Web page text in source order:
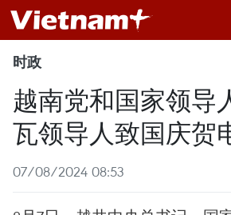
时政
越南党和国家领导
瓦领导人致国庆贺
07/08/2024 08:53